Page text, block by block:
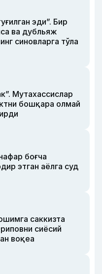
эди”. Бир
ва дубльяж
синовларга тўла
Мутахассислар
бошқара олмай
боғча
этган аёлга суд
саккизта
сиёсий
воқеа